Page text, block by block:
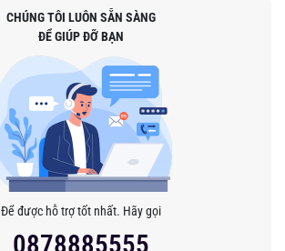
CHÚNG TÔI LUÔN SẴN SÀNG
ĐỂ GIÚP ĐỠ BẠN
Để được hỗ trợ tốt nhất. Hãy gọi